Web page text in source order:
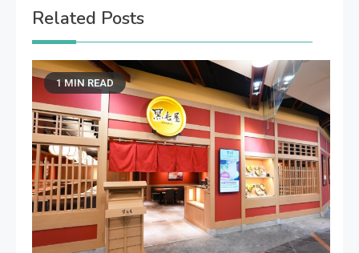
Related Posts
1 MIN READ